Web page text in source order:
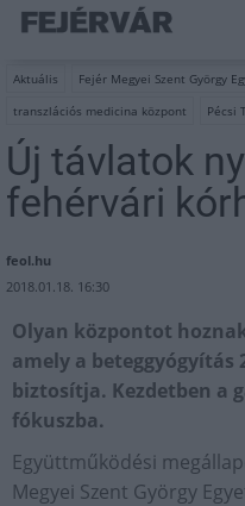
Aktuális Fejér Megyei Szent György
transzlációs medicina központ
Pécsi
Új távlatok
fehérvári
feol.hu
2018.01.18. 16:30
Olyan központot
amely a beteggyógyítás
biztosítja. Kezdetben a
fókuszba.
Együttműködési
Megyei Szent György